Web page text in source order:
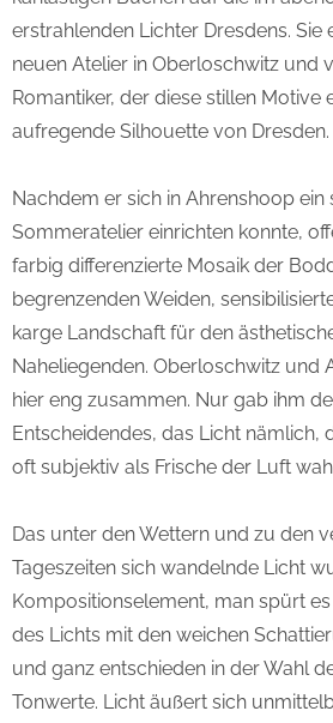
erstrahlenden Lichter Dresdens. Sie
neuen Atelier in Oberloschwitz und
Romantiker, der diese stillen Motive
aufregende Silhouette von Dresden.
Nachdem er sich in Ahrenshoop ein
Sommeratelier einrichten konnte,
farbig differenzierte Mosaik der
begrenzenden Weiden,
karge Landschaft für den
Naheliegenden. Oberloschwitz und
hier eng zusammen. Nur gab ihm
Entscheidendes, das Licht nämlich,
oft subjektiv als Frische der Luft
Das unter den Wettern und zu den
Tageszeiten sich wandelnde Licht
Kompositionselement, man spürt
des Lichts mit den weichen
und ganz entschieden in der Wahl
Tonwerte. Licht äußert sich